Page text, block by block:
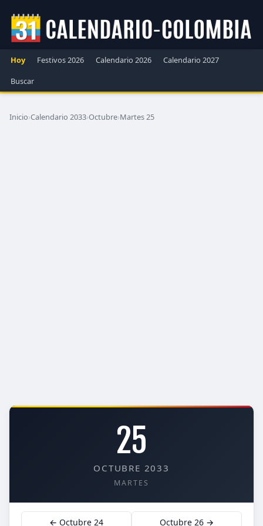
Hoy Festivos 2026 Calendario 2026
Calendario 2027
Buscar
Inicio›Calendario 2033›Octubre›Martes 25
25
OCTUBRE 2033
MARTES
← Octubre 24 Octubre 26 →